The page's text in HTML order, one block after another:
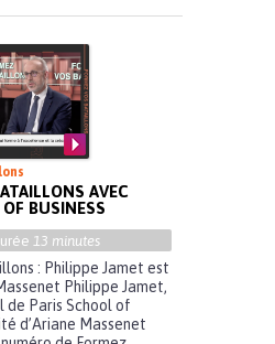
AVEC
BUSINESS
13 minutes
: Philippe Jamet est
Philippe Jamet,
Paris School of
d’Ariane Massenet